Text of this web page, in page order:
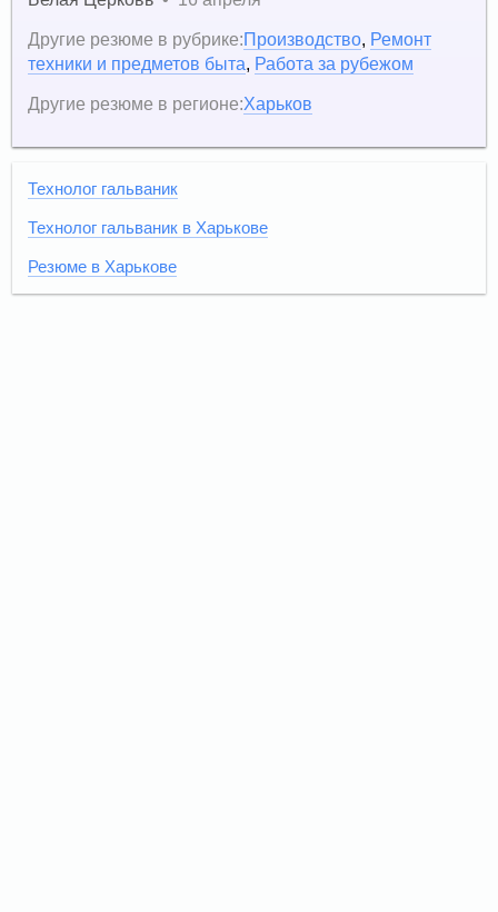
Другие резюме в рубрике:Производство, Ремонт
техники и предметов быта, Работа за рубежом
Другие резюме в регионе:Харьков
Технолог гальваник
Технолог гальваник в Харькове
Резюме в Харькове